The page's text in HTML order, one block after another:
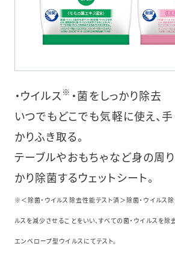
・ウイルス ※ ・菌をしっかり除去
いつでもどこでも気軽に使え、
かりふき取る。
テーブルやおもちゃなど身の周
かり除菌するウェットシート。
※＜除菌・ウイルス除去性能テスト済＞除菌・ウイルス
ルスを減少させることをいい、すべての菌・ウイルスを除
エンベロープ型ウイルスにてテスト。